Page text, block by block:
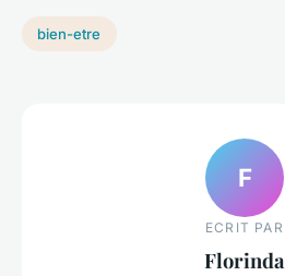
bien-etre
F
ECRIT PAR
Florinda